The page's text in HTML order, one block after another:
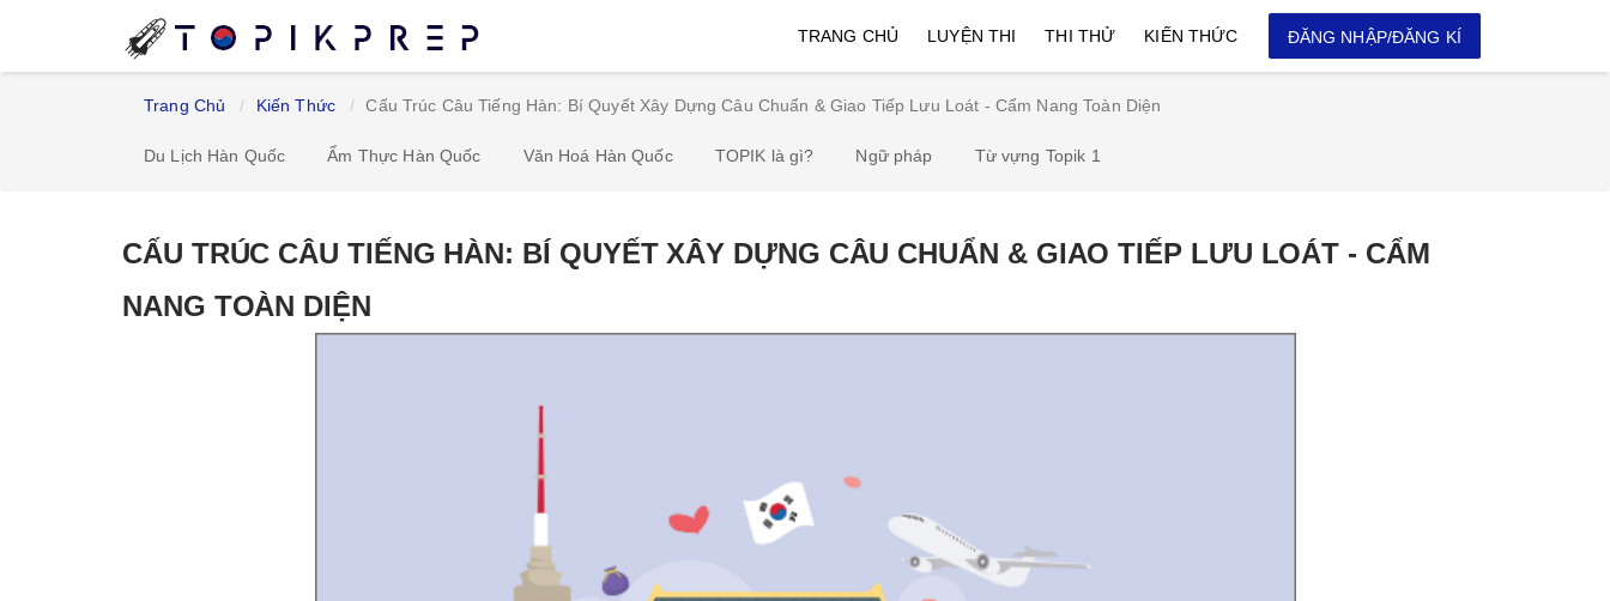
TRANG CHỦ LUYỆN THI THI THỬ KIẾN THỨC ĐĂNG NHẬP/ĐĂNG KÍ
Trang Chủ Kiến Thức Cấu Trúc Câu Tiếng Hàn: Bí Quyết Xây Dựng Câu Chuẩn & Giao Tiếp Lưu Loát - Cẩm Nang Toàn Diện
Du Lịch Hàn Quốc Ẩm Thực Hàn Quốc Văn Hoá Hàn Quốc TOPIK là gì? Ngữ pháp Từ vựng Topik 1
CẤU TRÚC CÂU TIẾNG HÀN: BÍ QUYẾT XÂY DỰNG CÂU CHUẨN & GIAO TIẾP LƯU LOÁT - CẨM
NANG TOÀN DIỆN